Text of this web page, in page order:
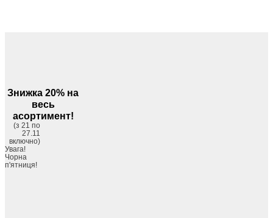
Знижка 20% на
весь
асортимент!
(з 21 по
27.11
включно)
Увага!
Чорна
п'ятниця!